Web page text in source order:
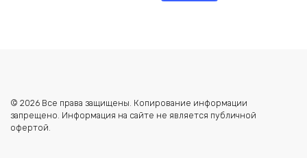
© 2026 Все права защищены. Копирование информации
запрещено. Информация на сайте не является публичной
офертой.